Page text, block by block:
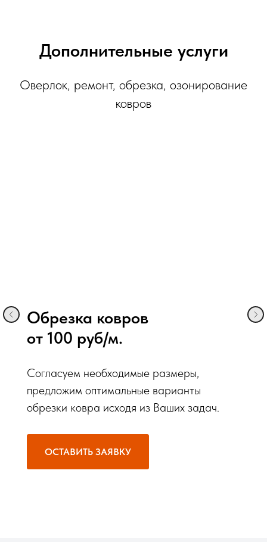
Дополнительные услуги
Оверлок, ремонт, обрезка, озонирование
ковров
ковров
м.
необходимые размеры,
оптимальные варианты
исходя из Ваших задач.
ЗАЯВКУ